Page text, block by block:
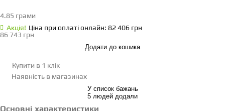
4.85 грами
Акцiя! Ціна при оплаті онлайн: 82 406 грн
86 743 грн
Додати до кошика
Купити в 1 клік
Наявність в магазинах
У список бажань
5 людей додали
Основні характеристики